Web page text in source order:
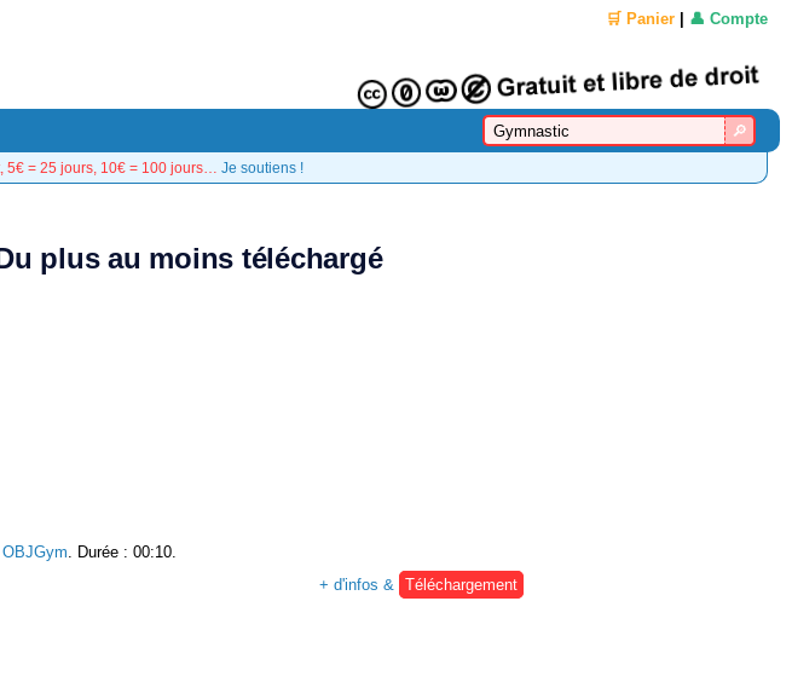
🛒 Panier 👤 Compte
5€ = 25 jours, 10€ = 100 jours… Je soutiens !
plus au moins téléchargé
OBJGym . Durée : 00:10.
+ d'infos &
Téléchargement